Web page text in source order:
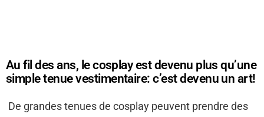
Au fil des ans, le cosplay est devenu plus qu’une
simple tenue vestimentaire: c’est devenu un art!
De grandes tenues de cosplay peuvent prendre des